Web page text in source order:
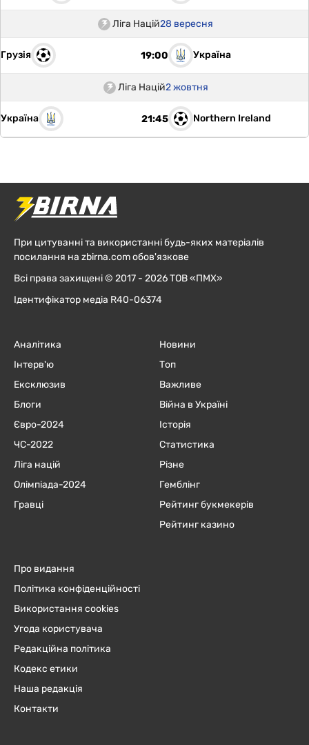
Ліга Націй28 вересня
Грузія 19:00 Україна
Ліга Націй2 жовтня
Україна 21:45 Northern Ireland
При цитуванні та використанні будь-яких матеріалів
посилання на zbirna.com обов'язкове
Всі права захищені © 2017 - 2026 ТОВ «ПМХ»
Ідентифікатор медіа R40-06374
Аналітика
Інтерв'ю
Ексклюзив
Блоги
Євро-2024
ЧC-2022
Ліга націй
Олімпіада-2024
Гравці
Новини
Топ
Важливе
Війна в Україні
Історія
Статистика
Різне
Гемблінг
Рейтинг букмекерів
Рейтинг казино
Про видання
Політика конфіденційності
Використання cookies
Угода користувача
Редакційна політика
Кодекс етики
Наша редакція
Контакти